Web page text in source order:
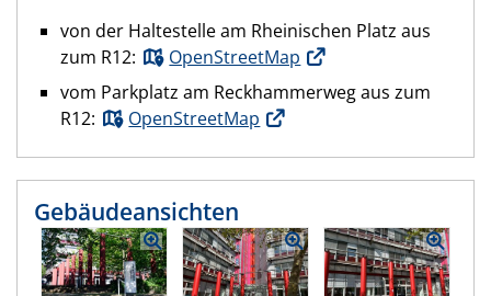
von der Haltestelle am Rheinischen Platz aus
zum R12:
OpenStreetMap
vom Parkplatz am Reckhammerweg aus zum
R12:
OpenStreetMap
Gebäudeansichten